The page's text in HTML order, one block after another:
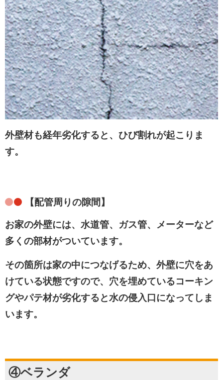
外壁材も経年劣化すると、ひび割れが起こりま
す。
【配管周りの隙間】
お家の外壁には、水道管、ガス管、メーターなど
多くの部材がついています。
その箇所は家の中につなげるため、外壁に穴をあ
けている状態ですので、 穴を埋めているコーキン
グやパテ材が劣化すると水の侵入口になってしま
います。
④ベランダ